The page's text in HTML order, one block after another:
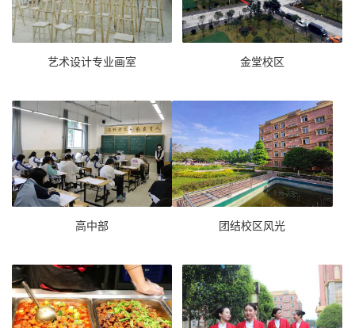
艺术设计专业画室 金堂校区
高中部 团结校区风光